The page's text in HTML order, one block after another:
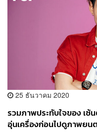
25 ธันวาคม 2020
รวมภาพประทับใจของ เซ้
อุ่นเครื่องก่อนไปดูภาพยน